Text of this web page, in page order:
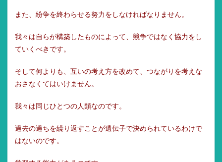
また、紛争を終わらせる努力をしなければなりません。
我々は自らが構築したものによって、競争ではなく協力をし
ていくべきです。
そして何よりも、互いの考え方を改めて、つながりを考えな
おさなくてはいけません。
我々は同じひとつの人類なのです。
過去の過ちを繰り返すことが遺伝子で決められているわけで
はないのです。